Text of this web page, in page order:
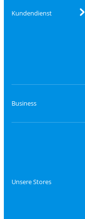
Kundendienst
Business
Unsere Stores